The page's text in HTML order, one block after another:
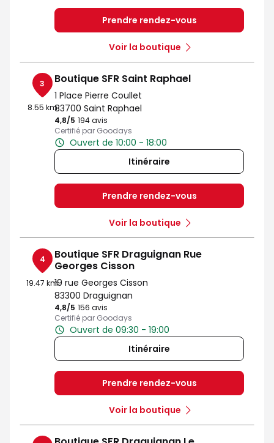
Prendre rendez-vous
Voir la boutique
3
8.55 km
Boutique SFR Saint Raphael
1 Place Pierre Coullet
83700 Saint Raphael
4,8/5 Note de 4.8 sur 5
194 avis
Certifié par Goodays
Ouvert de 10:00 - 18:00
Itinéraire
Prendre rendez-vous
Voir la boutique
4
19.47 km
Boutique SFR Draguignan Rue
Georges Cisson
19 rue Georges Cisson
83300 Draguignan
4,8/5 Note de 4.8 sur 5
156 avis
Certifié par Goodays
Ouvert de 09:30 - 19:00
Itinéraire
Prendre rendez-vous
Voir la boutique